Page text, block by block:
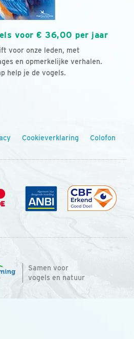
voor € 36,00 per jaar
voor onze leden, met
en opmerkelijke verhalen.
help je de vogels.
Cookieverklaring Colofon
Samen voor
vogels en natuur